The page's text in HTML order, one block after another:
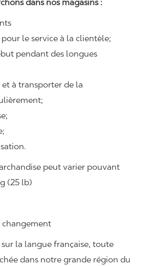
dans nos magasins :
le service à la clientèle;
pendant des longues
et à transporter de la
peut varier pouvant
(25 lb)
changement
la langue française, toute
dans notre grande région du